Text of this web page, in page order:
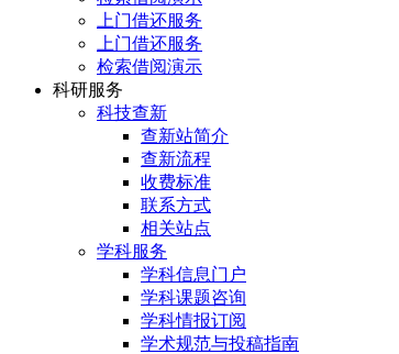
上门借还服务
上门借还服务
检索借阅演示
科研服务
科技查新
查新站简介
查新流程
收费标准
联系方式
相关站点
学科服务
学科信息门户
学科课题咨询
学科情报订阅
学术规范与投稿指南